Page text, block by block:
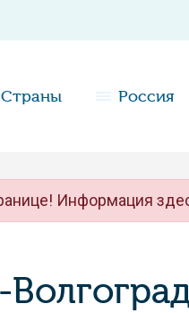
Страны Россия
Информация